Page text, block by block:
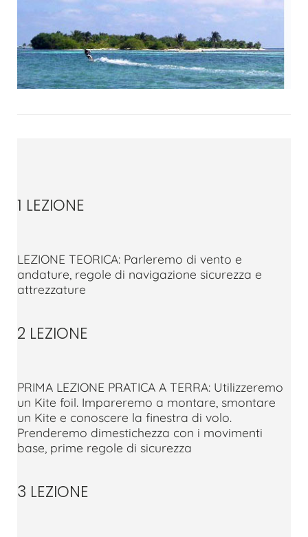
1 LEZIONE
LEZIONE TEORICA: Parleremo di vento e
andature, regole di navigazione sicurezza e
attrezzature
2 LEZIONE
PRIMA LEZIONE PRATICA A TERRA: Utilizzeremo
un Kite foil. Impareremo a montare, smontare
un Kite e conoscere la finestra di volo.
Prenderemo dimestichezza con i movimenti
base, prime regole di sicurezza
3 LEZIONE